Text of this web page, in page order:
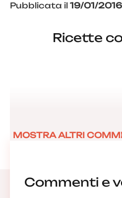
Pubblicata il 19/01/2016
Ricette
Commenti e
MOSTRA ALTRI